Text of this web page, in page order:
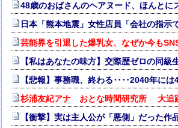
48歳のおばさんのヘアヌード、ほんとに
日本「熊本地震」女性店員「会社の指
芸能界を引退した爆乳女、なぜか今も
【私はあなたの味方】交際歴ゼロの同
【悲報】事務職、終わる‥‥2040年に
杉浦友紀アナ おとな時間研究所 大追
【衝撃】実は主人公が「悪側」だった作